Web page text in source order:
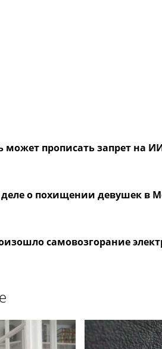
прописать запрет на
о похищении девушек в
самовозгорание